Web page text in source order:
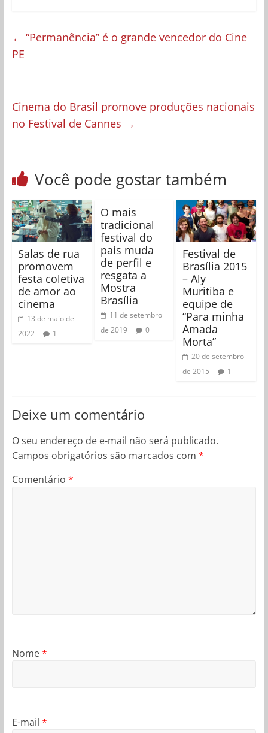
← “Permanência” é o grande vencedor do Cine
PE
Cinema do Brasil promove produções nacionais
no Festival de Cannes →
Você pode gostar também
Salas de rua
promovem
festa coletiva
de amor ao
cinema
13 de maio de
2022
1
O mais
tradicional
festival do
país muda
de perfil e
resgata a
Mostra
Brasília
11 de setembro
de 2019
0
Festival de
Brasília 2015
– Aly
Muritiba e
equipe de
“Para minha
Amada
Morta”
20 de setembro
de 2015
1
Deixe um comentário
O seu endereço de e-mail não será publicado.
Campos obrigatórios são marcados com *
Comentário *
Nome*
E-mail *